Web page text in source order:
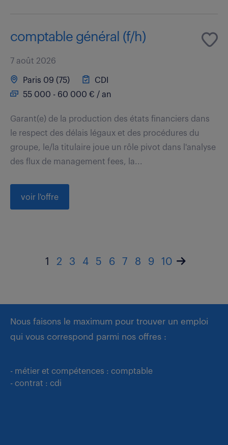
comptable général (f/h)
7 août 2026
Paris 09 (75)
CDI
55 000 - 60 000 € / an
Garant(e) de la production des états financiers dans
le respect des délais légaux et des procédures du
groupe, le/la titulaire joue un rôle pivot dans l'analyse
des flux de management fees, la...
voir l'offre
1 2 3 4 5 6 7 8 9 10
Nous faisons le maximum pour trouver un emploi
qui vous correspond parmi nos offres :
- métier et compétences : comptable
- contrat : cdi